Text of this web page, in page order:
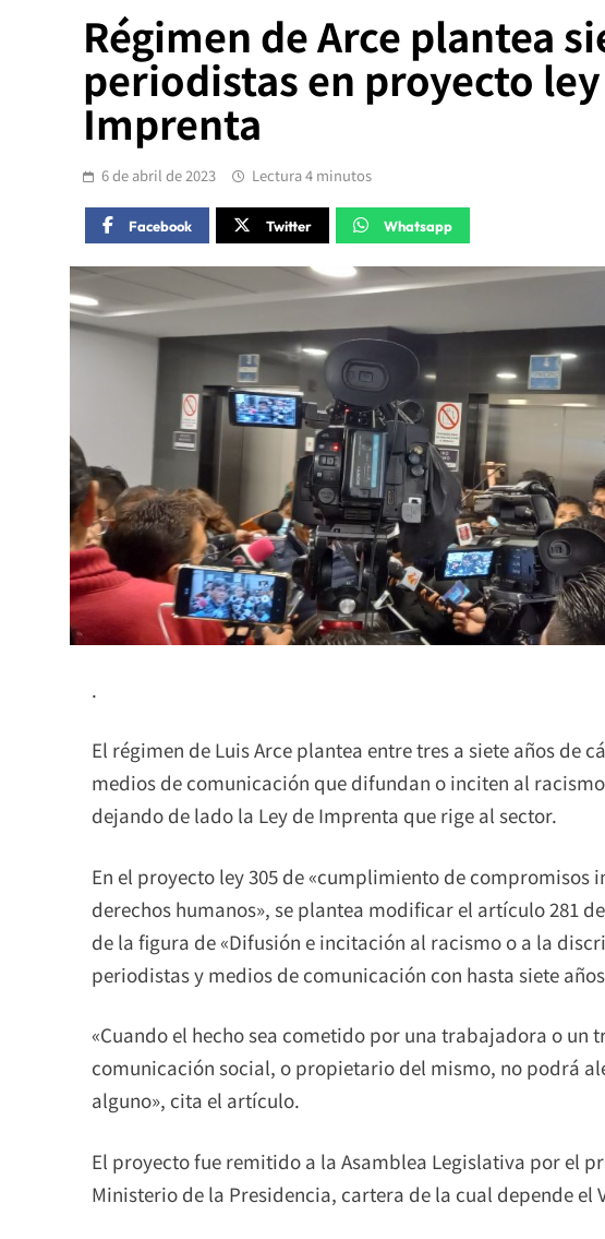
Régimen de Arce plantea
periodistas en proyecto
Imprenta
6 de abril de 2023 Lectura 4 minutos
Facebook Twitter Whatsapp
.
El régimen de Luis Arce plantea entre tres a siete años de
medios de comunicación que difundan o inciten al
dejando de lado la Ley de Imprenta que rige al sector.
En el proyecto ley 305 de «cumplimiento de compromisos
derechos humanos», se plantea modificar el artículo 281
de la figura de «Difusión e incitación al racismo o a la
periodistas y medios de comunicación con hasta siete
«Cuando el hecho sea cometido por una trabajadora o un
comunicación social, o propietario del mismo, no podrá
alguno», cita el artículo.
El proyecto fue remitido a la Asamblea Legislativa por el
Ministerio de la Presidencia, cartera de la cual depende